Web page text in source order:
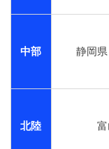
中部 静岡
北陸